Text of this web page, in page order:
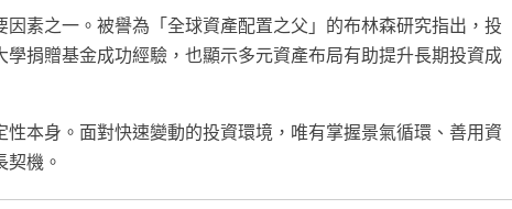
素之一。被譽為「全球資產配置之父」的布林森研究指出，投
捐贈基金成功經驗，也顯示多元資產布局有助提升長期投資成
本身。面對快速變動的投資環境，唯有掌握景氣循環、善用資
契機。